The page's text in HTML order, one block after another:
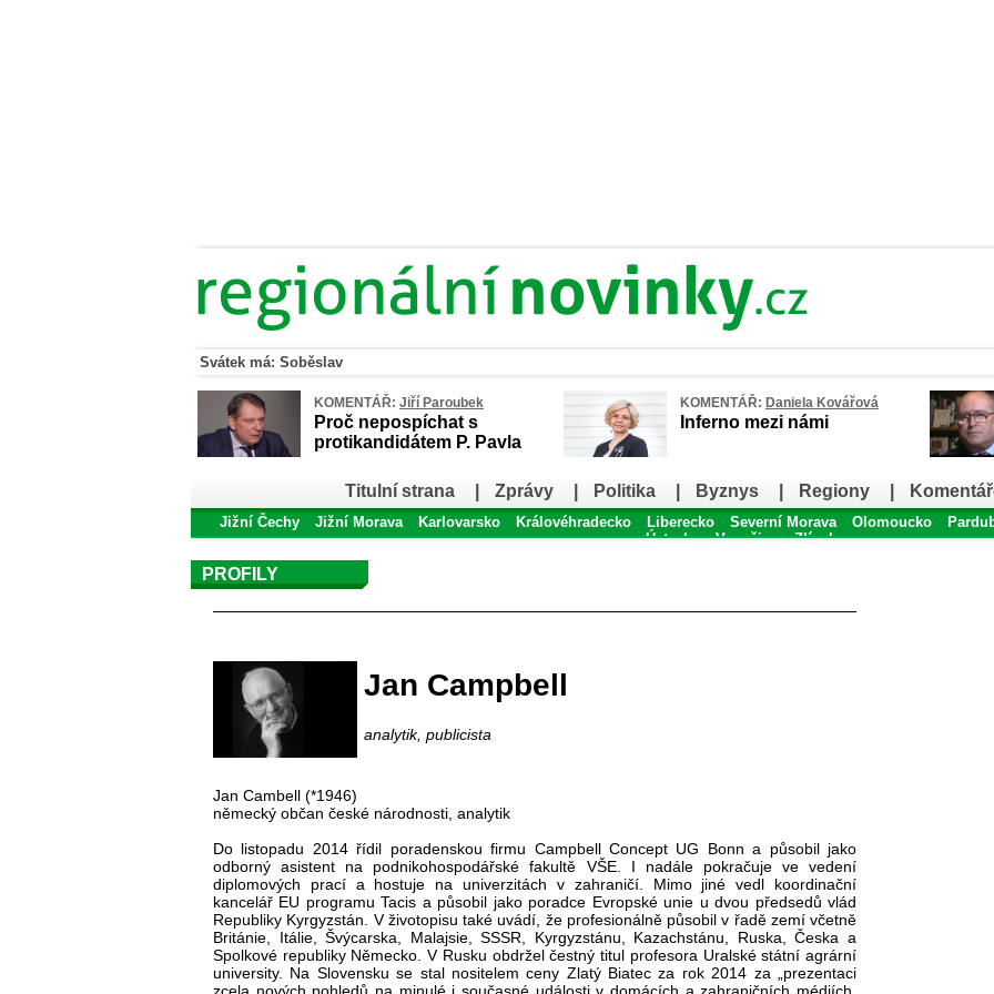
Svátek má: Soběslav
KOMENTÁŘ: Jiří Paroubek
Proč nepospíchat s
protikandidátem P. Pavla
KOMENTÁŘ: Daniela Kovářová
Inferno mezi námi
Titulní strana
Zprávy Politika Byznys Regiony
Jižní Čechy Jižní Morava Karlovarsko Královéhradecko Liberecko Severní Morava Olomoucko
Ústecko
Vysočina Zlínsko
PROFILY
Jan Campbell
analytik, publicista
Jan Cambell (*1946)
německý občan české národnosti, analytik
Do listopadu 2014 řídil poradenskou firmu Campbell Concept UG Bonn a působil jako
odborný asistent na podnikohospodářské fakultě VŠE. I nadále pokračuje ve vedení
diplomových prací a hostuje na univerzitách v zahraničí. Mimo jiné vedl koordinační
kancelář EU programu Tacis a působil jako poradce Evropské unie u dvou předsedů vlád
Republiky Kyrgyzstán. V životopisu také uvádí, že profesionálně působil v řadě zemí včetně
Británie, Itálie, Švýcarska, Malajsie, SSSR, Kyrgyzstánu, Kazachstánu, Ruska, Česka a
Spolkové republiky Německo. V Rusku obdržel čestný titul profesora Uralské státní agrární
university. Na Slovensku se stal nositelem ceny Zlatý Biatec za rok 2014 za „prezentaci